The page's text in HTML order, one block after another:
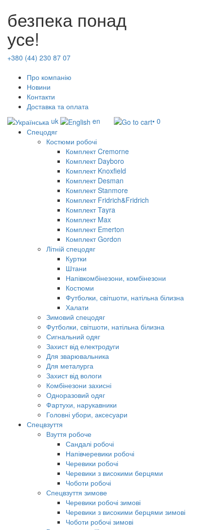
безпека понад
усе!
+380 (44) 230 87 07
Про компанію
Новини
Контакти
Доставка та оплата
uk
en
• 0
Спецодяг
Костюми робочі
Комплект Cremorne
Комплект Dayboro
Комплект Knoxfield
Комплект Desman
Комплект Stanmore
Комплект Fridrich&Fridrich
Комплект Tayra
Комплект Max
Комплект Emerton
Комплект Gordon
Літній спецодяг
Куртки
Штани
Напівкомбінезони, комбінезони
Костюми
Футболки, світшоти, натільна білизна
Халати
Зимовий спецодяг
Футболки, світшоти, натільна білизна
Сигнальний одяг
Захист від електродуги
Для зварювальника
Для металурга
Захист від вологи
Комбінезони захисні
Одноразовий одяг
Фартухи, нарукавники
Головні убори, аксесуари
Спецвзуття
Взуття робоче
Сандалі робочі
Напівчеревики робочі
Черевики робочі
Черевики з високими берцями
Чоботи робочі
Спецвзуття зимове
Черевики робочі зимові
Черевики з високими берцями зимові
Чоботи робочі зимові